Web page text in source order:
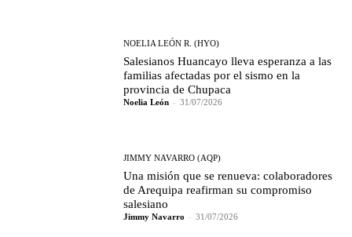
NOELIA LEÓN R. (HYO)
Salesianos Huancayo lleva esperanza a las
familias afectadas por el sismo en la
provincia de Chupaca
Noelia León - 31/07/2026
JIMMY NAVARRO (AQP)
Una misión que se renueva: colaboradores
de Arequipa reafirman su compromiso
salesiano
Jimmy Navarro - 31/07/2026